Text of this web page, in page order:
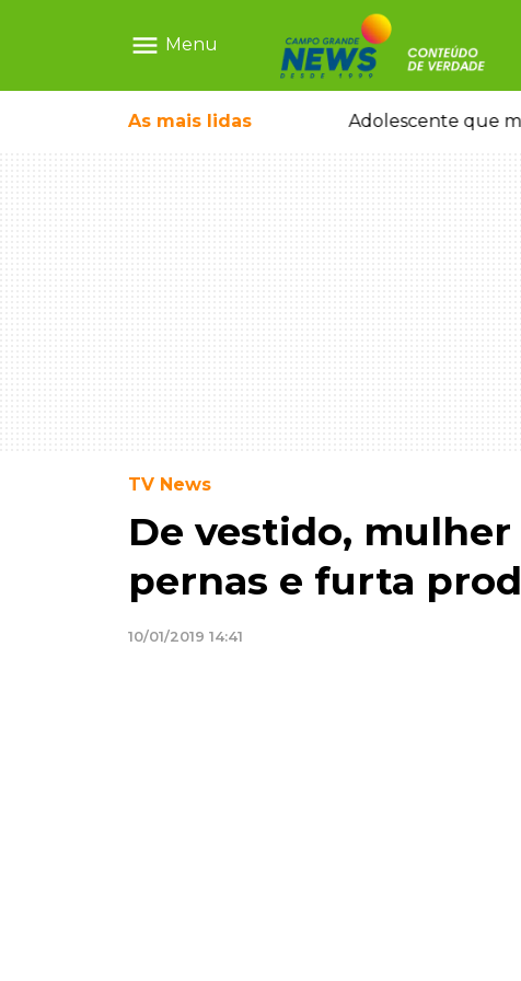
menu Menu
As mais lidas Adolescente que
TV News
De vestido,
pernas e furta
10/01/2019 14:41